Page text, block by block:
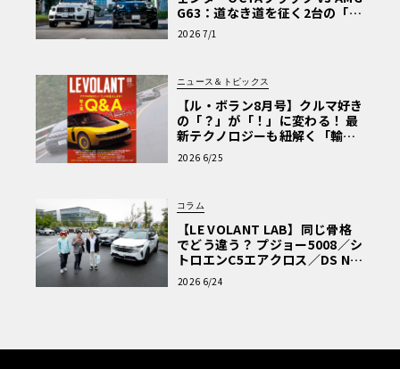
G63：道なき道を征く2台の「対
極的アプローチ」
2026 7/1
ニュース＆トピックス
【ル・ボラン8月号】クルマ好き
の「？」が「！」に変わる！ 最
新テクノロジーも紐解く「輸入
車Q&A」
2026 6/25
コラム
【LE VOLANT LAB】同じ骨格
でどう違う？ プジョー5008／シ
トロエンC5エアクロス／DS Nº4
読者一気乗りレポート
2026 6/24